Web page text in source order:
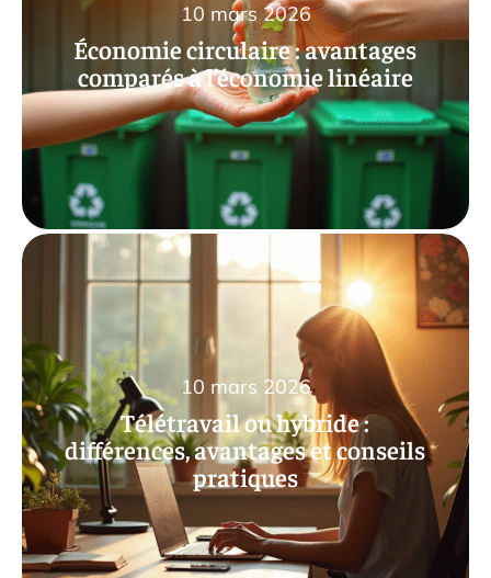
Économie circulaire : avantages
comparés à l’économie linéaire
10 mars 2026
Télétravail ou hybride :
différences, avantages et conseils
pratiques
10 mars 2026